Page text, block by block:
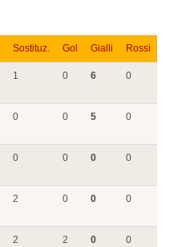
Sostituz. Gol Gialli Rossi
1 0 6 0
0 0 5 0
0 0 0 0
2 0 0 0
2 2 0 0